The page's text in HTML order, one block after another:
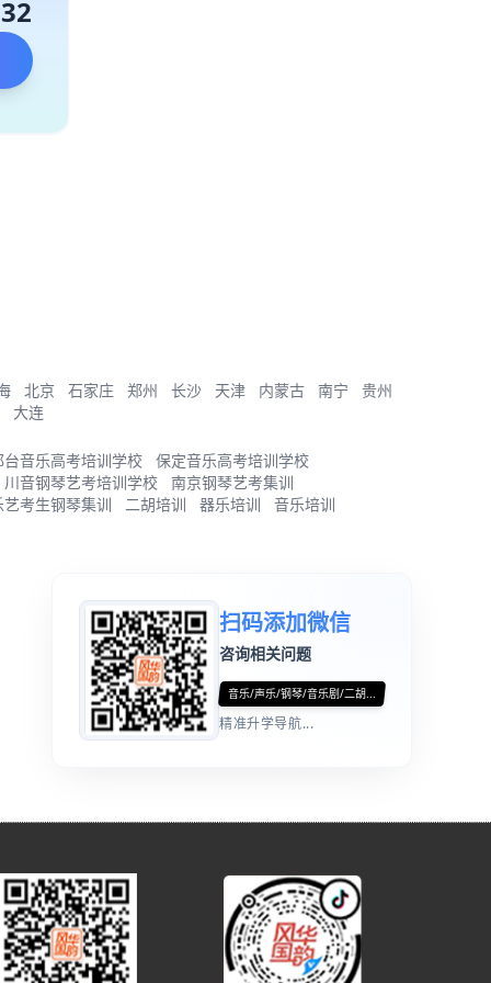
北京 石家庄 郑州 长沙 天津 内蒙古 南宁
贵州
大连
台音乐高考培训学校
保定音乐高考培训学校
川音钢琴艺考培训学校
南京钢琴艺考集训
艺考生钢琴集训
二胡培训 器乐培训 音乐培训
扫码添加微信
咨询相关问题
音乐/声乐/钢琴/音乐剧/二胡...
精准升学导航...